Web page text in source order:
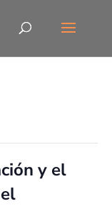
y el